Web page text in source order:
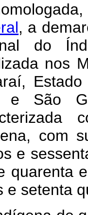
, a
do
nos
e São
com
e
quarenta
e setenta